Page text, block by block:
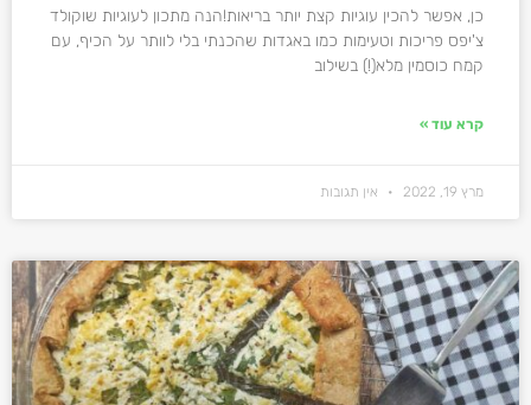
כן, אפשר להכין עוגיות קצת יותר בריאות!הנה מתכון לעוגיות שוקולד
צ'יפס פריכות וטעימות כמו באגדות שהכנתי בלי לוותר על הכיף, עם
קמח כוסמין מלא(!) בשילוב
קרא עוד »
מרץ 19, 2022 אין תגובות